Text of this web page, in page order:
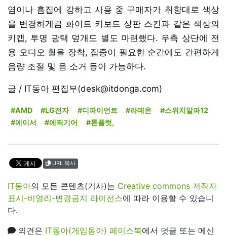
염이나 흠집에 강하고 사용 중 구매자가 취향대로 색상
을 변경하게끔 화이트 키보드 상판 스킨과 같은 색상의
키캡, 투명 광택 덮개도 별도 마련했다. 우측 상단에 전
용 오디오 휠을 장착, 집중이 필요한 순간에도 간편하게
음량 조절 및 음 소거 등이 가능하다.
글 / IT동아 편집부(desk@itdonga.com)
#AMD #LG전자 #디파이언트 #라데온
#스위치알파12
#에이서
#에픽기어 #톤플럿,
URL 복사
IT동아의 모든 콘텐츠(기사)는 Creative commons 저작자
표시-비영리-변경금지 라이선스에 따라 이용할 수 있습니
다.
의견은 IT동아(게임동아) 페이스북에서 덧글 또는 메신